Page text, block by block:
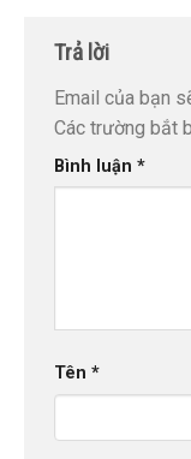
Trả lời
Email của bạn
Các trường bắt
Bình luận *
Tên *